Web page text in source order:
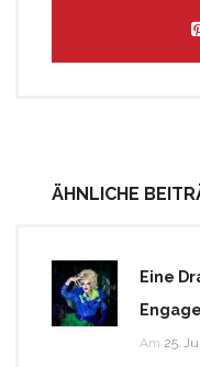
ÄHNLICHE
Eine
Am 25.